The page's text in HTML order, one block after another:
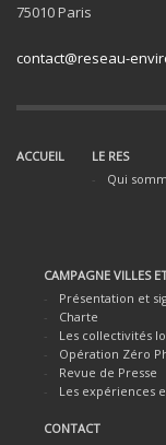
75010 Paris
contact@reseau-
ACCUEIL
LE RES
Qui
CAMPAGNE VILLES
Présentation et
Charte
Les collectivités
Opération Zéro
Revue de Presse
Les expériences
CONTACT